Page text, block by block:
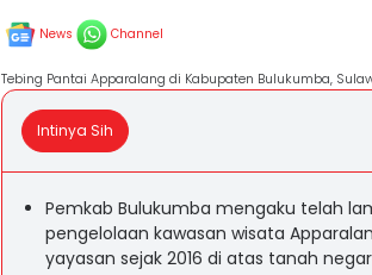
News Channel
Tebing Pantai Apparalang di Kabupaten Bulukumba,
Intinya Sih
Pemkab Bulukumba mengaku telah
pengelolaan kawasan wisata
yayasan sejak 2016 di atas tanah